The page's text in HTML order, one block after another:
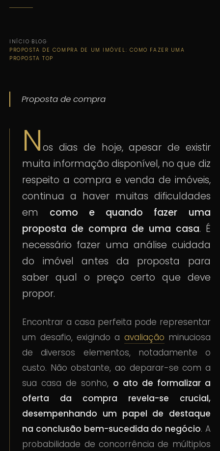
INÍCIO·BLOG·
PROPOSTA DE COMPRA DE UM IMÓVEL: COMO FAZER UMA
PROPOSTA TOP
Proposta de compra
Nos dias de hoje, apesar de existir
muita informação disponível, no que diz
respeito a compra e venda de imóveis,
continua a haver muitas dificuldades
em como e quando fazer uma
proposta de compra de uma casa. É
necessário fazer uma análise cuidada
do imóvel antes da proposta para
saber qual o preço certo que deve
propor.
Encontrar a casa perfeita pode representar
um desafio, exigindo a avaliação minuciosa
de diversos elementos, notadamente o
custo. Não obstante, ao deparar-se com a
sua casa de sonho, o ato de formalizar a
oferta da compra revela-se crucial,
desempenhando um papel de destaque
na conclusão bem-sucedida do negócio. A
probabilidade de concorrência de múltiplos